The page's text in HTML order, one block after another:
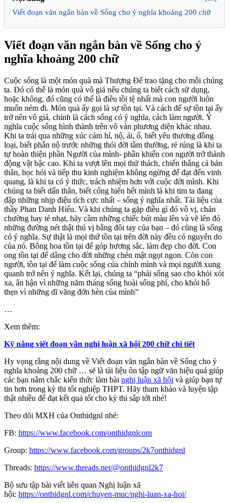
Viết đoạn văn ngắn bàn về Sống cho ý nghĩa khoảng 200 chữ
Viết đoạn văn ngắn bàn về Sống cho ý
nghĩa khoảng 200 chữ
Cuộc sống là một món quà mà Thượng Đế trao tặng cho mỗi chúng
ta. Đó có thể là món quà vô giá nếu chúng ta biết cách sử dụng,
hoặc không, đó cũng có thể là điều tồi tệ nhất mà con người luôn
muốn ném đi. Món quà ấy gọi là sự tồn tại. Và cách để sự tồn tại ấy
trở nên vô giá, chính là cách sống có ý nghĩa, cách làm người. Ý
nghĩa cuộc sống hình thành trên vô vàn phương diện khác nhau.
Khi ta trải qua những xúc cảm hỉ, nộ, ái, ố, biết yêu thương đồng
loại, biết phẫn nộ trước những thói đời tầm thường, rẻ rúng là khi ta
tự hoàn thiện phần Người của mình- phần khiến con người trở thành
động vật bậc cao. Khi ta vượt lên mọi thử thách, chiến thắng cả bản
thân, học hỏi và tiếp thu kinh nghiệm không ngừng để đạt đến vinh
quang, là khi ta có ý thức, trách nhiệm hơn với cuộc đời mình. Khi
chúng ta biết dấn thân, biết cống hiến hết mình là khi tim ta đang
đập những nhịp điệu tích cực nhất – sống ý nghĩa nhất. Tài liệu của
thầy Phan Danh Hiếu. Và khi chúng ta gặp điều gì đó vô vị, chán
chường hay tẻ nhạt, hãy cầm những chiếc bút màu lên và vẽ lên đó
những đường nét thật thú vị bằng đôi tay của bạn – đó cũng là sống
có ý nghĩa. Sự thật là mọi thứ tồn tại trên đời này đều có nguyên do
của nó. Bông hoa tồn tại để góp hương sắc, làm đẹp cho đời. Con
ong tồn tại để dâng cho đời những chén mật ngọt ngon. Còn con
người, tồn tại để làm cuộc sống của chính mình và mọi người xung
quanh trở nên ý nghĩa. Kết lại, chúng ta “phải sống sao cho khỏi xót
xa, ân hận vì những năm tháng sống hoài sống phí, cho khỏi hổ
thẹn vì những dĩ vãng đớn hèn của mình”
…
Xem thêm:
Kỹ năng viết đoạn văn nghị luận xã hội 200 chữ chi tiết
Hy vọng rằng nội dung về Viết đoạn văn ngắn bàn về Sống cho ý
nghĩa khoảng 200 chữ … sẽ là tài liệu ôn tập ngữ văn hiệu quả giúp
các bạn nắm chắc kiến thức làm bài nghị luận xã hội và giúp bạn tự
tin hơn trong kỳ thi tốt nghiệp THPT. Hãy tham khảo và luyện tập
thật nhiều để đạt kết quả tốt cho kỳ thi sắp tới nhé!
Theo dõi MXH của Onthidgnl nhé:
FB: https://www.facebook.com/onthidgnlcom
Group: https://www.facebook.com/groups/2k7onthidgnl
Threads: https://www.threads.net/@onthidgnl2k7
Bộ sưu tập bài viết liên quan Nghị luận xã
hội: https://onthidgnl.com/chuyen-muc/nghi-luan-xa-hoi/